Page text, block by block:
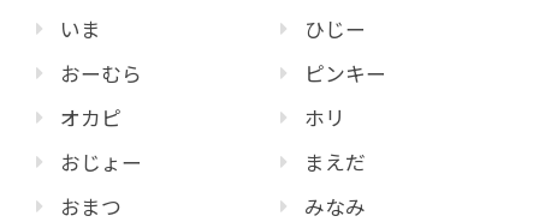
いま
おーむら
オカピ
おじょー
おまつ
ひじー
ピンキー
ホリ
まえだ
みなみ